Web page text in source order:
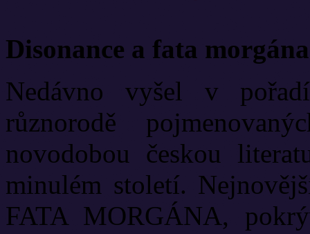
Disonance a fata morgána
Nedávno vyšel v
různorodě
novodobou českou
minulém století.
FATA MORGÁNA,